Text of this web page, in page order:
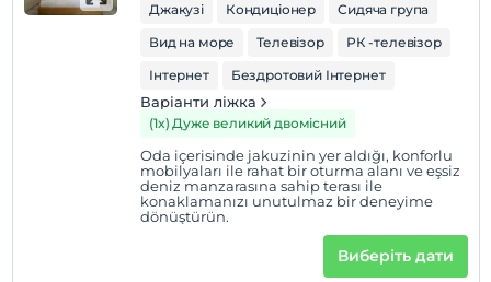
Джакузі Кондиціонер
Сидяча група
Вид на море
Телевізор
РК -телевізор
Інтернет
Бездротовий Інтернет
Варіанти ліжка
(1x) Дуже великий двомісний
Oda içerisinde jakuzinin yer aldığı, konforlu
mobilyaları ile rahat bir oturma alanı ve eşsiz
deniz manzarasına sahip terası ile
konaklamanızı unutulmaz bir deneyime
dönüştürün.
Виберіть дати